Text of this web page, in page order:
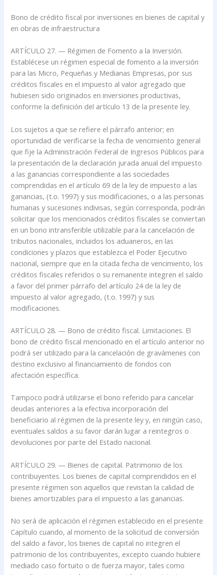
Bono de crédito fiscal por inversiones en bienes de capital y
en obras de infraestructura
ARTÍCULO 27. — Régimen de Fomento a la Inversión.
Establécese un régimen especial de fomento a la inversión
para las Micro, Pequeñas y Medianas Empresas, por sus
créditos fiscales en el impuesto al valor agregado que
hubiesen sido originados en inversiones productivas,
conforme la definición del artículo 13 de la presente ley.
Los sujetos a que se refiere el párrafo anterior; en
oportunidad de verificarse la fecha de vencimiento general
que fije la Administración Federal de Ingresos Públicos para
la presentación de la declaración jurada anual del impuesto
a las ganancias correspondiente a las sociedades
comprendidas en el artículo 69 de la ley de impuesto a las
ganancias, (t.o. 1997) y sus modificaciones, o a las personas
humanas y sucesiones indivisas, según corresponda, podrán
solicitar que los mencionados créditos fiscales se conviertan
en un bono intransferible utilizable para la cancelación de
tributos nacionales, incluidos los aduaneros, en las
condiciones y plazos que establezca el Poder Ejecutivo
nacional, siempre que en la citada fecha de vencimiento, los
créditos fiscales referidos o su remanente integren el saldo
a favor del primer párrafo del artículo 24 de la ley de
impuesto al valor agregado, (t.o. 1997) y sus
modificaciones.
ARTÍCULO 28. — Bono de crédito fiscal. Limitaciones. El
bono de crédito fiscal mencionado en el artículo anterior no
podrá ser utilizado para la cancelación de gravámenes con
destino exclusivo al financiamiento de fondos con
afectación específica.
Tampoco podrá utilizarse el bono referido para cancelar
deudas anteriores a la efectiva incorporación del
beneficiario al régimen de la presente ley y, en ningún caso,
eventuales saldos a su favor darán lugar a reintegros o
devoluciones por parte del Estado nacional.
ARTÍCULO 29. — Bienes de capital. Patrimonio de los
contribuyentes. Los bienes de capital comprendidos en el
presente régimen son aquellos que revistan la calidad de
bienes amortizables para el impuesto a las ganancias.
No será de aplicación el régimen establecido en el presente
Capítulo cuando, al momento de la solicitud de conversión
del saldo a favor, los bienes de capital no integren el
patrimonio de los contribuyentes, excepto cuando hubiere
mediado caso fortuito o de fuerza mayor, tales como